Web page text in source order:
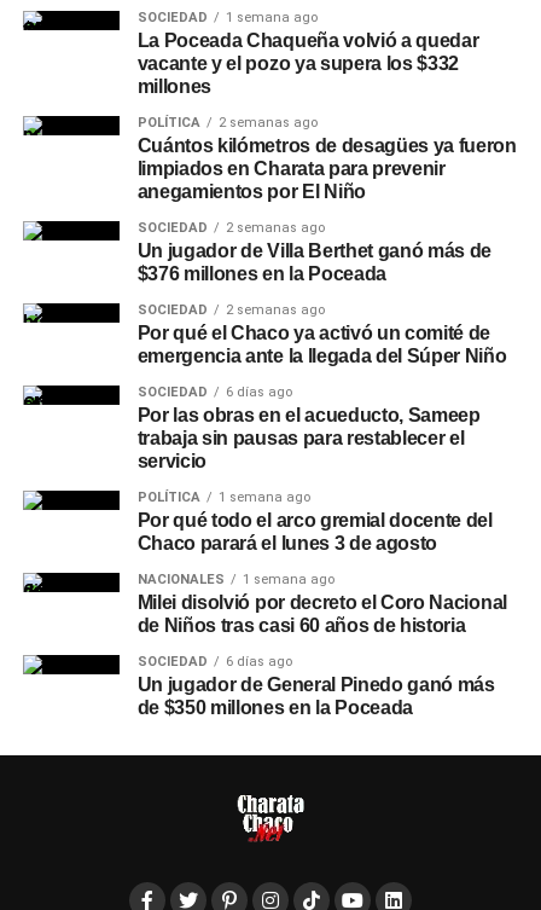
SOCIEDAD 1 semana ago
La Poceada Chaqueña volvió a quedar
vacante y el pozo ya supera los $332
millones
POLÍTICA 2 semanas ago
Cuántos kilómetros de desagües ya fueron
limpiados en Charata para prevenir
anegamientos por El Niño
SOCIEDAD 2 semanas ago
Un jugador de Villa Berthet ganó más de
$376 millones en la Poceada
SOCIEDAD 2 semanas ago
Por qué el Chaco ya activó un comité de
emergencia ante la llegada del Súper Niño
SOCIEDAD 6 días ago
Por las obras en el acueducto, Sameep
trabaja sin pausas para restablecer el
servicio
POLÍTICA 1 semana ago
Por qué todo el arco gremial docente del
Chaco parará el lunes 3 de agosto
NACIONALES 1 semana ago
Milei disolvió por decreto el Coro Nacional
de Niños tras casi 60 años de historia
SOCIEDAD 6 días ago
Un jugador de General Pinedo ganó más
de $350 millones en la Poceada